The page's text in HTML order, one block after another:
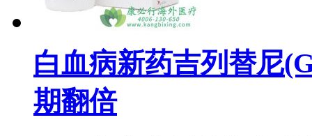
白血病新药吉列替尼
期翻倍